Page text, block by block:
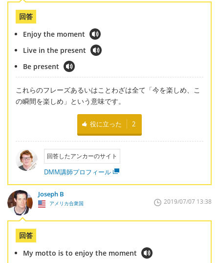
回答
Enjoy the moment
Live in the present
Be present
これらのフレーズあるいはことわざは全て「今を楽しめ、こ
の瞬間を楽しめ」という意味です。
役に立った 2
回答したアンカーのサイト
DMM講師プロフィール
Joseph B
アメリカ合衆国 2019/07/07 13:38
回答
My motto is to enjoy the moment